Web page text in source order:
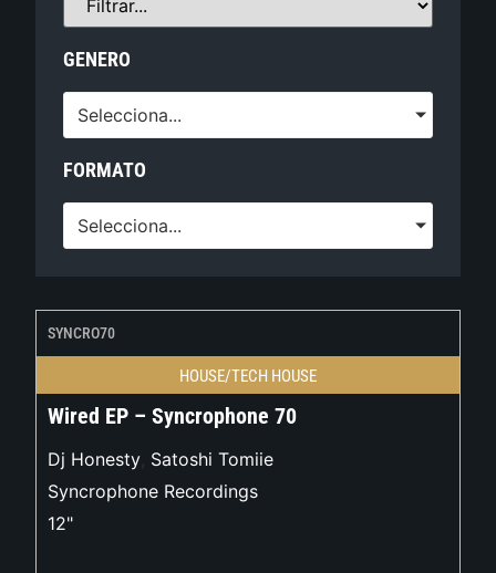
GENERO
Selecciona...
FORMATO
Selecciona...
SYNCRO70
HOUSE/TECH HOUSE
Wired EP – Syncrophone 70
Dj Honesty, Satoshi Tomiie
Syncrophone Recordings
12"